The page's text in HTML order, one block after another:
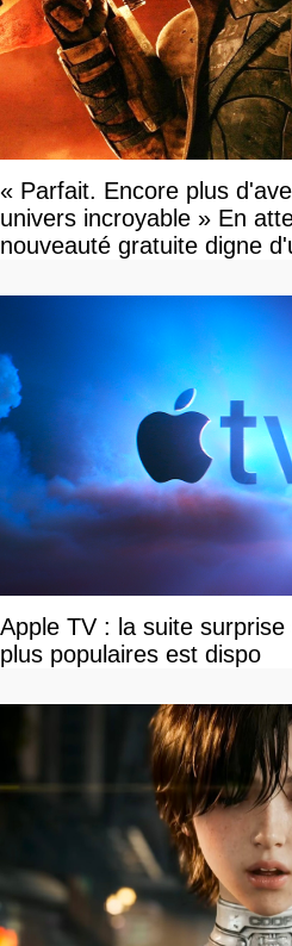
« Parfait. Encore plus
univers incroyable » En
nouveauté gratuite digne
Apple TV : la suite
plus populaires est dispo